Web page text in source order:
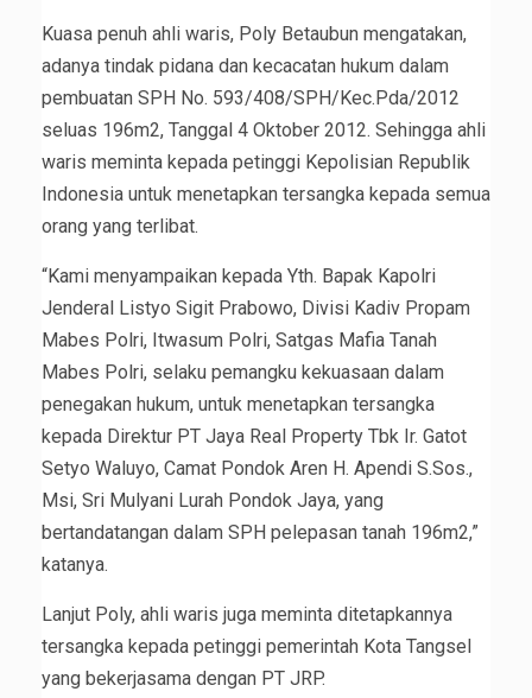
Kuasa penuh ahli waris, Poly Betaubun mengatakan,
adanya tindak pidana dan kecacatan hukum dalam
pembuatan SPH No. 593/408/SPH/Kec.Pda/2012
seluas 196m2, Tanggal 4 Oktober 2012. Sehingga ahli
waris meminta kepada petinggi Kepolisian Republik
Indonesia untuk menetapkan tersangka kepada semua
orang yang terlibat.
“Kami menyampaikan kepada Yth. Bapak Kapolri
Jenderal Listyo Sigit Prabowo, Divisi Kadiv Propam
Mabes Polri, Itwasum Polri, Satgas Mafia Tanah
Mabes Polri, selaku pemangku kekuasaan dalam
penegakan hukum, untuk menetapkan tersangka
kepada Direktur PT Jaya Real Property Tbk Ir. Gatot
Setyo Waluyo, Camat Pondok Aren H. Apendi S.Sos.,
Msi, Sri Mulyani Lurah Pondok Jaya, yang
bertandatangan dalam SPH pelepasan tanah 196m2,”
katanya.
Lanjut Poly, ahli waris juga meminta ditetapkannya
tersangka kepada petinggi pemerintah Kota Tangsel
yang bekerjasama dengan PT JRP.